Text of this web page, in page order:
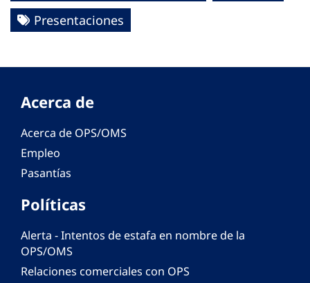
Presentaciones
Acerca de
Acerca de OPS/OMS
Empleo
Pasantías
Políticas
Alerta - Intentos de estafa en nombre de la
OPS/OMS
Relaciones comerciales con OPS